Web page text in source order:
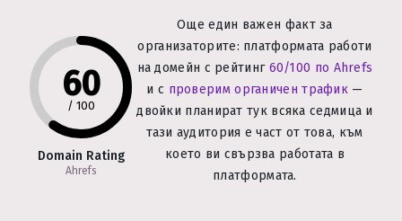
60
/ 100
Domain Rating
Ahrefs
Още един важен факт за
организаторите: платформата работи
на домейн с рейтинг 60/100 по Ahrefs
и с проверим органичен трафик —
двойки планират тук всяка седмица и
тази аудитория е част от това, към
което ви свързва работата в
платформата.